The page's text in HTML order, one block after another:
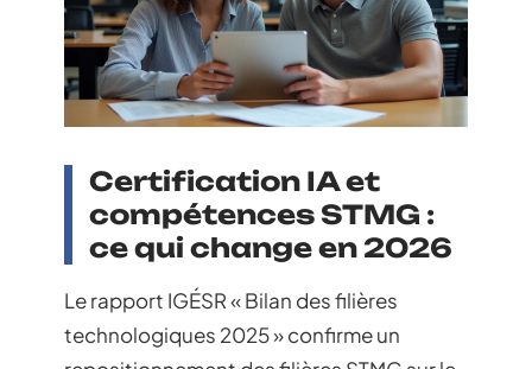
Certification IA et
compétences STMG :
ce qui change en 2026
Le rapport IGÉSR « Bilan des filières
technologiques 2025 » confirme un